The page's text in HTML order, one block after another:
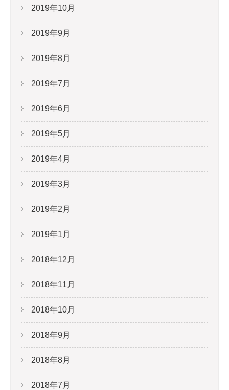
2019年10月
2019年9月
2019年8月
2019年7月
2019年6月
2019年5月
2019年4月
2019年3月
2019年2月
2019年1月
2018年12月
2018年11月
2018年10月
2018年9月
2018年8月
2018年7月